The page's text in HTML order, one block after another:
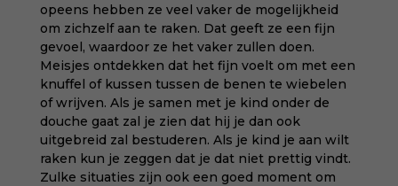
opeens hebben ze veel vaker de mogelijkheid
om zichzelf aan te raken. Dat geeft ze een fijn
gevoel, waardoor ze het vaker zullen doen.
Meisjes ontdekken dat het fijn voelt om met een
knuffel of kussen tussen de benen te wiebelen
of wrijven. Als je samen met je kind onder de
douche gaat zal je zien dat hij je dan ook
uitgebreid zal bestuderen. Als je kind je aan wilt
raken kun je zeggen dat je dat niet prettig vindt.
Zulke situaties zijn ook een goed moment om